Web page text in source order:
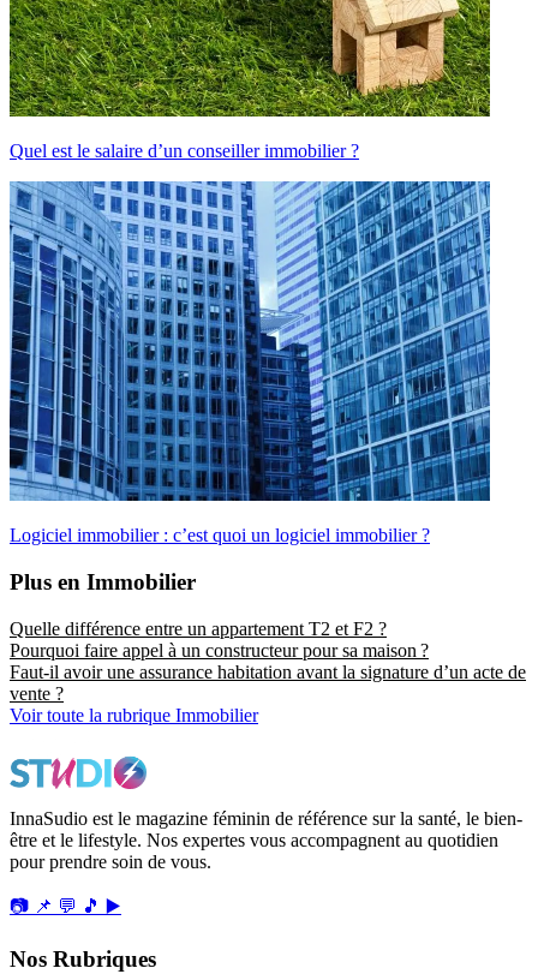
Quel est le salaire d’un conseiller immobilier ?
Logiciel immobilier : c’est quoi un logiciel immobilier ?
Plus en Immobilier
Quelle différence entre un appartement T2 et F2 ?
Pourquoi faire appel à un constructeur pour sa maison ?
Faut-il avoir une assurance habitation avant la signature d’un acte de
vente ?
Voir toute la rubrique Immobilier
InnaSudio est le magazine féminin de référence sur la santé, le bien-
être et le lifestyle. Nos expertes vous accompagnent au quotidien
pour prendre soin de vous.
📷 📌 💬 🎵 ▶️
Nos Rubriques